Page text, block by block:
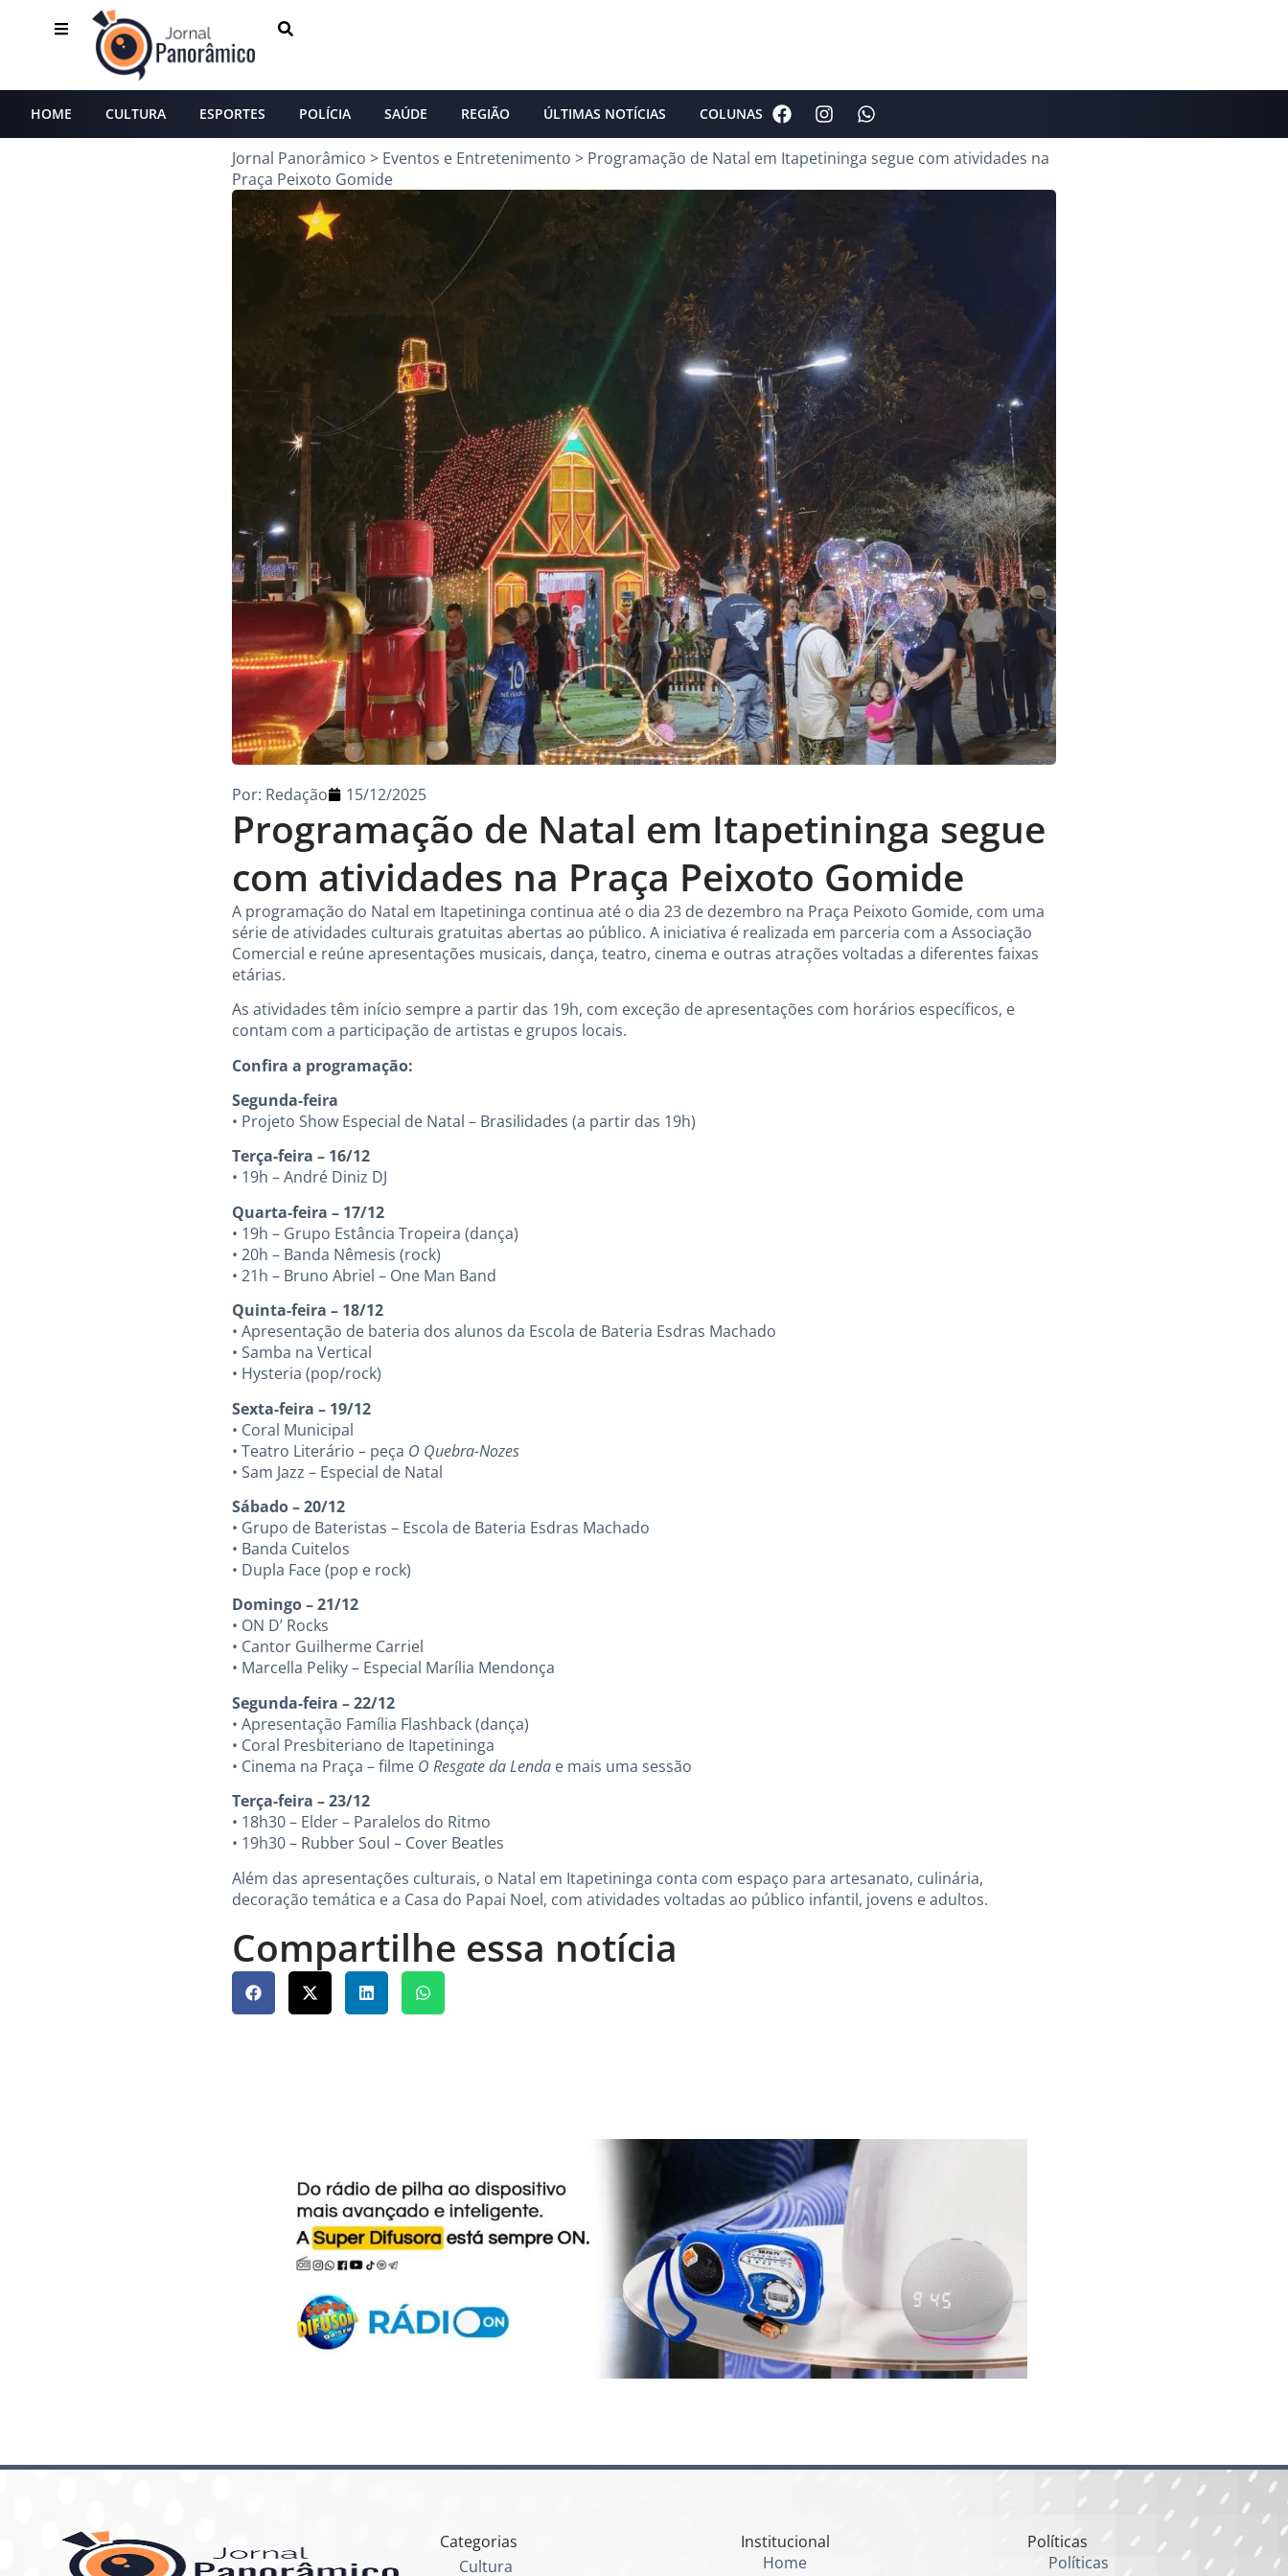
HOME CULTURA ESPORTES POLÍCIA SAÚDE REGIÃO ÚLTIMAS NOTÍCIAS COLUNAS
Jornal Panorâmico > Eventos e Entretenimento > Programação de Natal em Itapetininga segue com atividades na
Praça Peixoto Gomide
Programação de Natal em Itapetininga segue
com atividades na Praça Peixoto Gomide
Por: Redação 15/12/2025
A programação do Natal em Itapetininga continua até o dia 23 de dezembro na Praça Peixoto Gomide, com uma
série de atividades culturais gratuitas abertas ao público. A iniciativa é realizada em parceria com a Associação
Comercial e reúne apresentações musicais, dança, teatro, cinema e outras atrações voltadas a diferentes faixas
etárias.
As atividades têm início sempre a partir das 19h, com exceção de apresentações com horários específicos, e
contam com a participação de artistas e grupos locais.
Confira a programação:
Segunda-feira
• Projeto Show Especial de Natal – Brasilidades (a partir das 19h)
Terça-feira – 16/12
• 19h – André Diniz DJ
Quarta-feira – 17/12
• 19h – Grupo Estância Tropeira (dança)
• 20h – Banda Nêmesis (rock)
• 21h – Bruno Abriel – One Man Band
Quinta-feira – 18/12
• Apresentação de bateria dos alunos da Escola de Bateria Esdras Machado
• Samba na Vertical
• Hysteria (pop/rock)
Sexta-feira – 19/12
• Coral Municipal
• Teatro Literário – peça O Quebra-Nozes
• Sam Jazz – Especial de Natal
Sábado – 20/12
• Grupo de Bateristas – Escola de Bateria Esdras Machado
• Banda Cuitelos
• Dupla Face (pop e rock)
Domingo – 21/12
• ON D’ Rocks
• Cantor Guilherme Carriel
• Marcella Peliky – Especial Marília Mendonça
Segunda-feira – 22/12
• Apresentação Família Flashback (dança)
• Coral Presbiteriano de Itapetininga
• Cinema na Praça – filme O Resgate da Lenda e mais uma sessão
Terça-feira – 23/12
• 18h30 – Elder – Paralelos do Ritmo
• 19h30 – Rubber Soul – Cover Beatles
Além das apresentações culturais, o Natal em Itapetininga conta com espaço para artesanato, culinária,
decoração temática e a Casa do Papai Noel, com atividades voltadas ao público infantil, jovens e adultos.
Compartilhe essa notícia
Categorias
Cultura
Institucional
Home
Políticas
Políticas